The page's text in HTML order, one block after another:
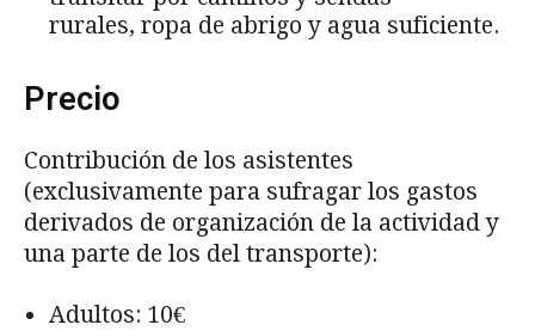
rurales, ropa de abrigo y agua suficiente.
Precio
Contribución de los asistentes
(exclusivamente para sufragar los gastos
derivados de organización de la actividad y
una parte de los del transporte):
Adultos: 10€